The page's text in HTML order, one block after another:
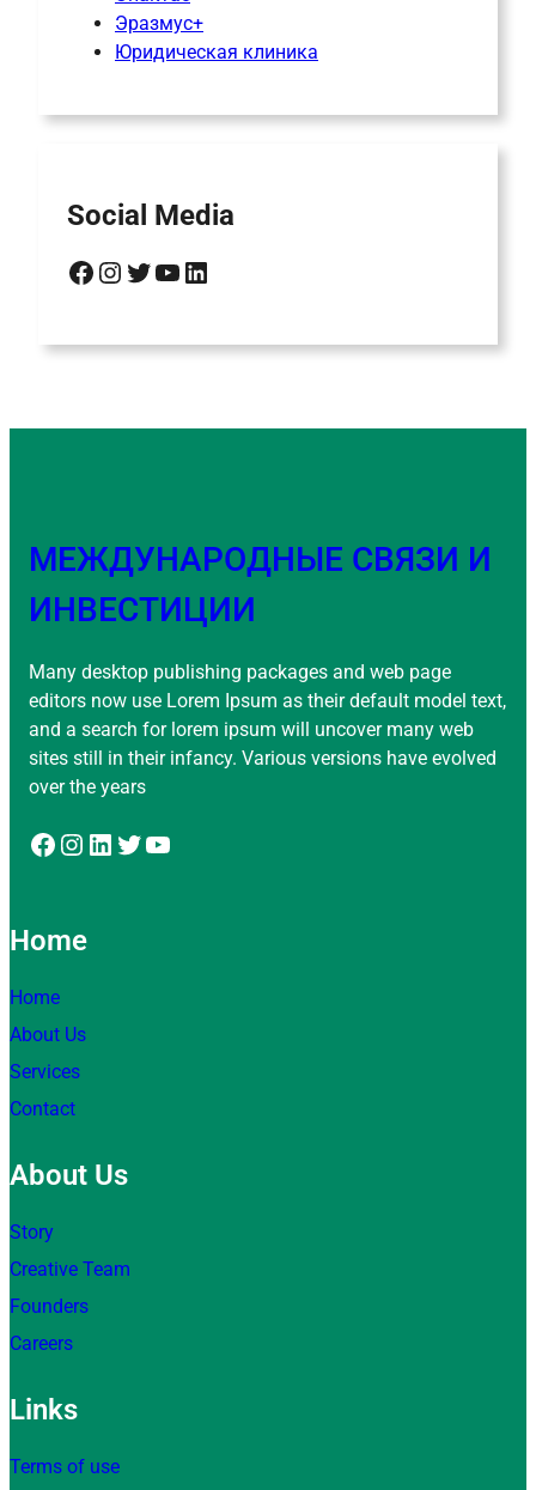
Эразмус+
Юридическая клиника
Social Media
Facebook Instagram Twitter YouTube LinkedIn
МЕЖДУНАРОДНЫЕ СВЯЗИ И
ИНВЕСТИЦИИ
Many desktop publishing packages and web page
editors now use Lorem Ipsum as their default model text,
and a search for lorem ipsum will uncover many web
sites still in their infancy. Various versions have evolved
over the years
Facebook Instagram LinkedIn Twitter YouTube
Home
Home
About Us
Services
Contact
About Us
Story
Creative Team
Founders
Careers
Links
Terms of use